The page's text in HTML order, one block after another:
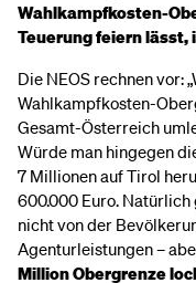
Wahlkampfkosten-
Teuerung feiern lässt,
Die NEOS rechnen vor:
Wahlkampfkosten-
Gesamt-Österreich
Würde man hingegen
7 Millionen auf Tirol
600.000 Euro. Natürlich
nicht von der
Agenturleistungen –
Million Obergrenze